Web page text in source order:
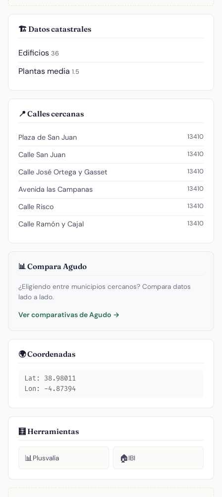
🏗️ Datos catastrales
Edificios 36
Plantas media 1.5
📍 Calles cercanas
Plaza de San Juan 13410
Calle San Juan 13410
Calle José Ortega y Gasset 13410
Avenida las Campanas 13410
Calle Risco 13410
Calle Ramón y Cajal 13410
📊 Compara Agudo
¿Eligiendo entre municipios cercanos? Compara datos
lado a lado.
Ver comparativas de Agudo →
🌍 Coordenadas
Lat: 38.98011
Lon: -4.87394
🧮 Herramientas
📊Plusvalía 🏠IBI